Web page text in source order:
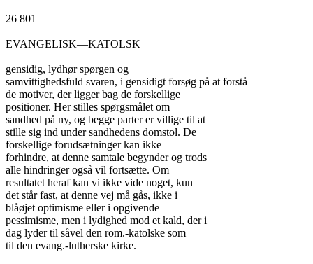
26 801
EVANGELISK—KATOLSK
gensidig, lydhør spørgen og
samvittighedsfuld svaren, i gensidigt forsøg på at forstå
de motiver, der ligger bag de forskellige
positioner. Her stilles spørgsmålet om
sandhed på ny, og begge parter er villige til at
stille sig ind under sandhedens domstol. De
forskellige forudsætninger kan ikke
forhindre, at denne samtale begynder og trods
alle hindringer også vil fortsætte. Om
resultatet heraf kan vi ikke vide noget, kun
det står fast, at denne vej må gås, ikke i
blåøjet optimisme eller i opgivende
pessimisme, men i lydighed mod et kald, der i
dag lyder til såvel den rom.-katolske som
til den evang.-lutherske kirke.